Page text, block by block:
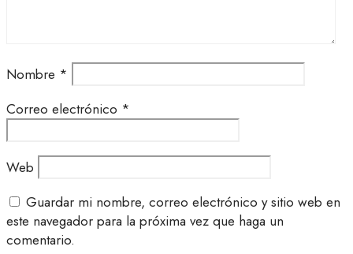
Nombre *
Correo electrónico *
Web
Guardar mi nombre, correo electrónico y sitio web en
este navegador para la próxima vez que haga un
comentario.